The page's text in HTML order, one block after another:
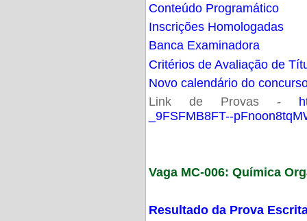
Conteúdo Programático
Inscrições Homologadas
Banca Examinadora
Critérios de Avaliação de
Novo calendário do
Link de Provas -
_9FSFMB8FT--
Vaga MC-006: Química
Resultado da Prova